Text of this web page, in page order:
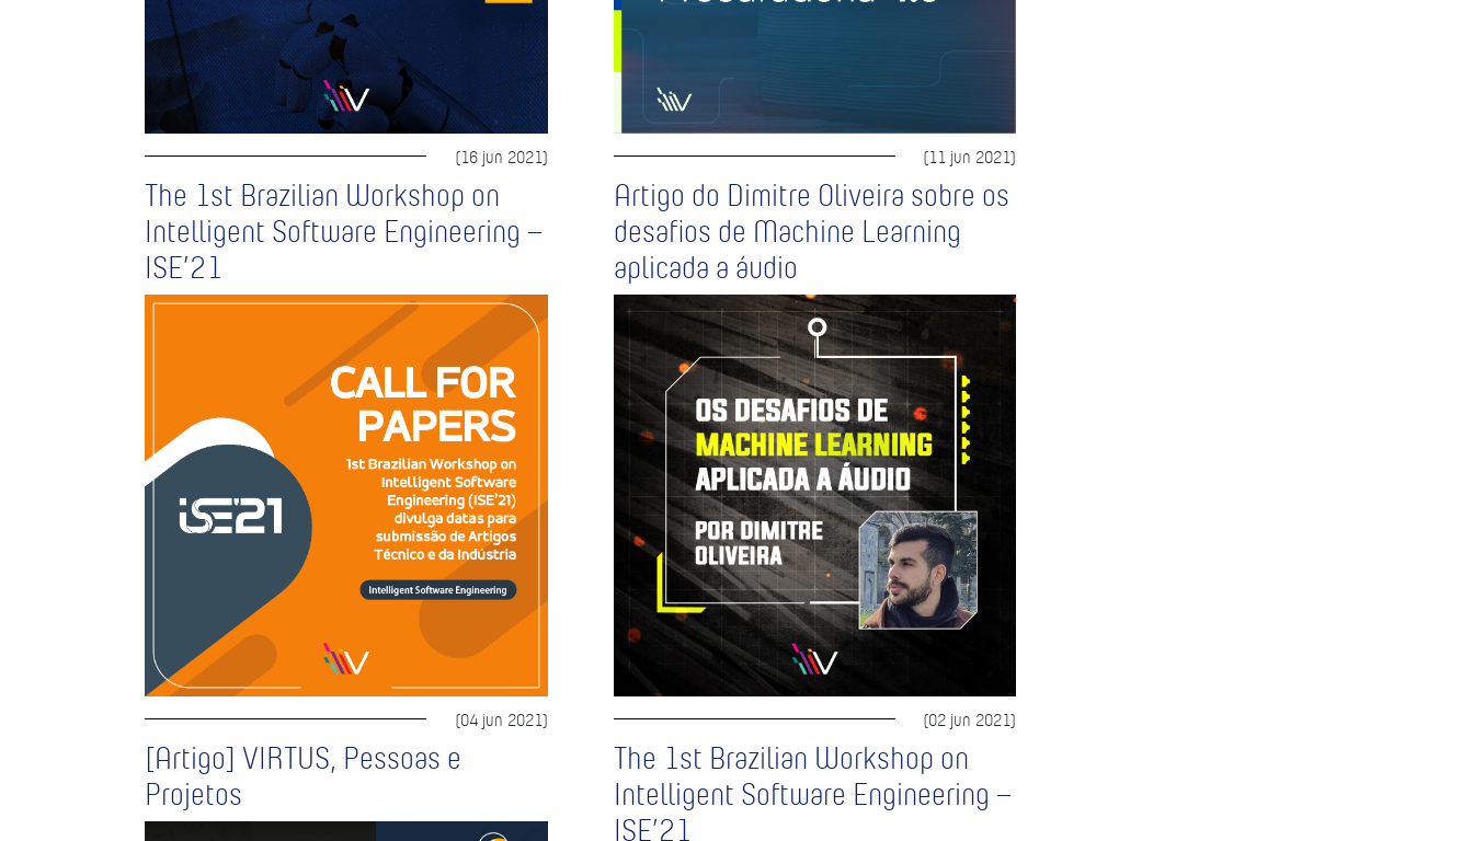
(16 jun 2021) (11 jun 2021)
The 1st Brazilian Workshop on
Intelligent Software Engineering –
ISE’21
(04 jun 2021)
Artigo do Dimitre Oliveira sobre os
desafios de Machine Learning
aplicada a áudio
(02 jun 2021)
[Artigo] VIRTUS, Pessoas e
Projetos
The 1st Brazilian Workshop on
Intelligent Software Engineering –
ISE’21